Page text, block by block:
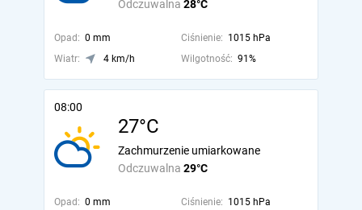
Odczuwalna 28°C
Opad: 0 mm Ciśnienie: 1015 hPa
Wiatr:
4 km/h Wilgotność: 91%
08:00
27°C
Odczuwalna 29°C
Zachmurzenie umiarkowane
Opad: 0 mm Ciśnienie: 1015 hPa